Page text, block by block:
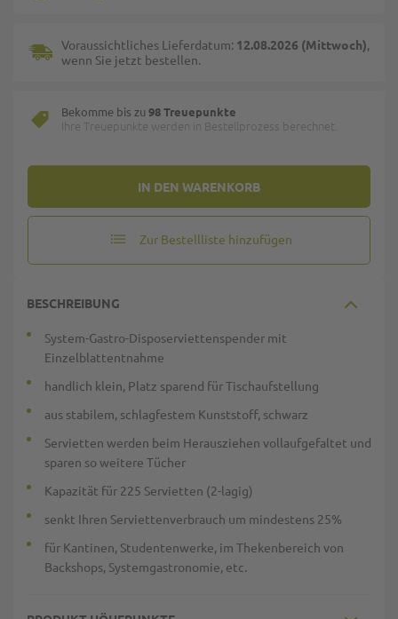
IN DEN WARENKORB
Voraussichtliches Lieferdatum: 12.08.2026 (Mittwoch),
wenn Sie jetzt bestellen.
Bekomme bis zu 98 Treuepunkte
Ihre Treuepunkte werden in Bestellprozess berechnet.
Zur Bestellliste hinzufügen
BESCHREIBUNG
System-Gastro-Disposerviettenspender mit
Einzelblattentnahme
handlich klein, Platz sparend für Tischaufstellung
aus stabilem, schlagfestem Kunststoff, schwarz
Servietten werden beim Herausziehen vollaufgefaltet und
sparen so weitere Tücher
Kapazität für 225 Servietten (2-lagig)
senkt Ihren Serviettenverbrauch um mindestens 25%
für Kantinen, Studentenwerke, im Thekenbereich von
Backshops, Systemgastronomie, etc.